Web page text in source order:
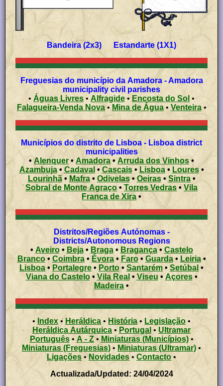
Bandeira (2x3) Estandarte (1X1)
Freguesias do município da Amadora - Amadora
municipality civil parishes
• Águas Livres • Alfragide• Encosta do Sol •
Falagueira-Venda Nova• Mina de Água• Venteira•
Municípios do distrito de Lisboa - Lisboa district
municipalities
• Alenquer • Amadora • Arruda dos Vinhos•
Azambuja• Cadaval • Cascais• Lisboa• Loures•
Lourinhã• Mafra• Odivelas•Oeiras• Sintra•
Sobral de Monte Agraço • Torres Vedras • Vila
Franca de Xira •
Distritos/Regiões Autónomas -
Districts/Autonomous Regions
•Aveiro• Beja• Braga• Bragança• Castelo
Branco•Coimbra• Évora• Faro•Guarda• Leiria•
Lisboa •Portalegre • Porto • Santarém • Setúbal •
Viana do Castelo• Vila Real • Viseu • Açores •
Madeira •
• Index • Heráldica • História • Legislação •
Heráldica Autárquica • Portugal • Ultramar
Português• A - Z• Miniaturas (Municípios)•
Miniaturas (Freguesias) • Miniaturas (Ultramar) •
Ligações •Novidades •Contacto •
Actualizada/Updated: 24/04/2024